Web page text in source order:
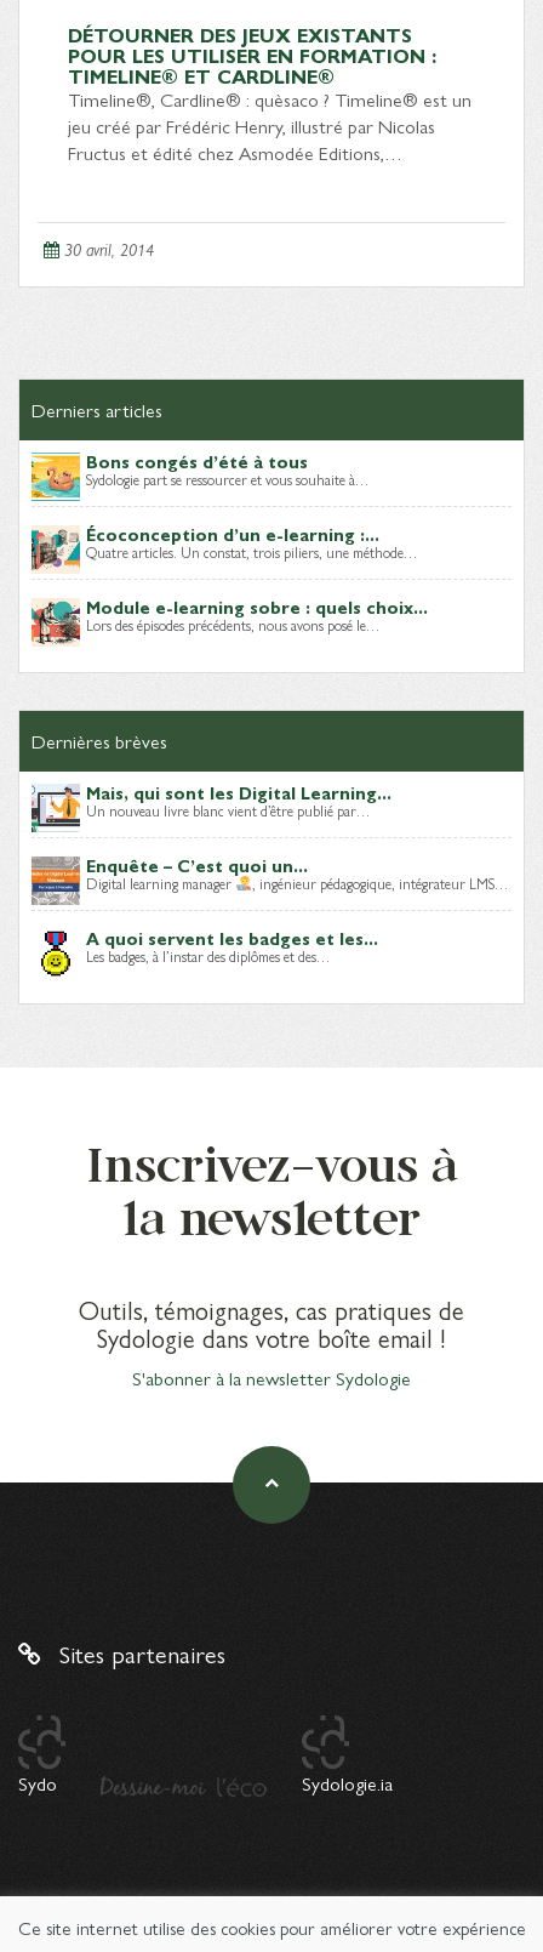
DÉTOURNER DES JEUX EXISTANTS
POUR LES UTILISER EN FORMATION :
TIMELINE® ET CARDLINE®
Timeline®, Cardline® : quèsaco ? Timeline® est un
jeu créé par Frédéric Henry, illustré par Nicolas
Fructus et édité chez Asmodée Editions,…
30 avril, 2014
Derniers articles
Bons congés d’été à tous
Sydologie part se ressourcer et vous souhaite à…
Écoconception d’un e-learning :...
Quatre articles. Un constat, trois piliers, une méthode…
Module e-learning sobre : quels choix...
Lors des épisodes précédents, nous avons posé le…
Dernières brèves
Mais, qui sont les Digital Learning...
Un nouveau livre blanc vient d’être publié par…
Enquête – C’est quoi un...
Digital learning manager , ingénieur pédagogique, intégrateur LMS…
A quoi servent les badges et les...
Les badges, à l’instar des diplômes et des…
Inscrivez-vous à
la newsletter
Outils, témoignages, cas pratiques de
Sydologie dans votre boîte email !
S'abonner à la newsletter Sydologie
Sites partenaires
Sydo Sydologie.ia
© 2026 Copyright Sydologie. Le magazine de l'innovation
Ce site internet utilise des cookies pour améliorer votre expérience